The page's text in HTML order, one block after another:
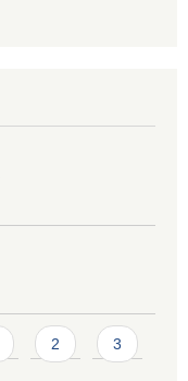
2
3